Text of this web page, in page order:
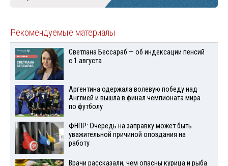
Рекомендуемые материалы
Светлана Бессараб — об индексации пенсий
с 1 августа
Аргентина одержала волевую победу над
Англией и вышла в финал чемпионата мира
по футболу
ФНПР: Очередь на заправку может быть
уважительной причиной опоздания на
работу
Врачи рассказали, чем опасны курица и рыба